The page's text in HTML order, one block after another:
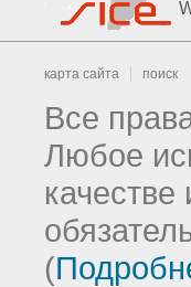
карта сайта поиск
Все
Любое
(